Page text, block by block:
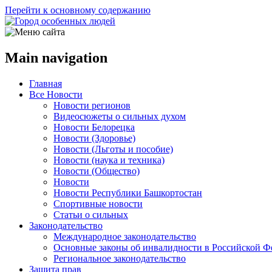
Перейти к основному содержанию
Main navigation
Главная
Все Новости
Новости регионов
Видеосюжеты о сильных духом
Новости Белорецка
Новости (Здоровье)
Новости (Льготы и пособие)
Новости (наука и техника)
Новости (Общество)
Новости
Новости Республики Башкортостан
Спортивные новости
Статьи о сильных
Законодательство
Международное законодательство
Основные законы об инвалидности в Российской
Региональное законодательство
Защита прав